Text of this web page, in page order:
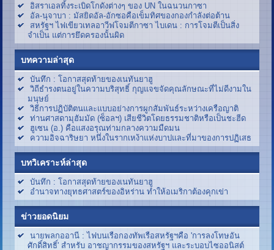
อิสราเอลทิ้งระเบิดโกดังต่างๆ ของ UN ในฉนวนกาซา
อัล-นุจาบา : มัสยิดอัล-อักซอคือเข็มทิศของกองกำลังต่อต้าน
สหรัฐฯ ไฟเขียวเทลอาวีฟโจมตีกาซา ไบเดน : การโจมตีเป็นสิ่ง
จำเป็น แต่การยึดครองนั้นผิด
บทความล่าสุด
บันทึก : โอกาสสุดท้ายของเนทันยาฮู
วิถีธำรงตนอยู่ในความบริสุทธิ์ กุญแจขจัดคุณลักษณะที่ไม่ดีงามใน
มนุษย์
วิธีการปฏิบัติตนและแบบอย่างการผูกสัมพันธ์ระหว่างเครือญาติ
ท่านศาสดามุฮัมมัด (ซ็อลฯ) เสียชีวิตโดยธรรมชาติหรือเป็นชะฮีด
ฮูเซน (อ.) คือแสงอรุณท่ามกลางความมืดมน
ความอิจฉาริษยา หนึ่งในรากเหง้าแห่งบาปและที่มาของการปฏิเสธ
บทวิเคราะห์ล่าสุด
บันทึก : โอกาสสุดท้ายของเนทันยาฮู
อำนาจทางยุทธศาสตร์ของอิหร่าน ทำให้อเมริกาต้องคุกเข่า
ข่าวยอดนิยม
นายพลกออานี : ไฟบนเรือกองทัพเรือสหรัฐฯคือ 'การลงโทษอัน
ศักดิ์สิทธิ์' สำหรับ อาชญากรรมของสหรัฐฯ และระบอบไซออนิสต์